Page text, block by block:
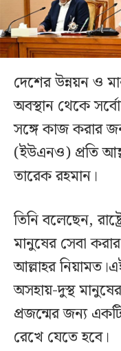
দেশের উন্নয়ন ও
অবস্থান থেকে
সঙ্গে কাজ করার
(ইউএনও) প্রতি
তারেক রহমান।
তিনি বলেছেন,
মানুষের সেবা
আল্লাহর
অসহায়-দুস্থ
প্রজন্মের জন্য
রেখে যেতে হবে।